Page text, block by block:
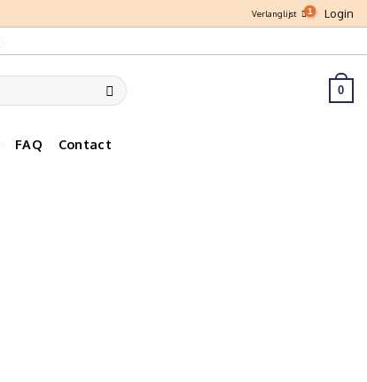
Verlanglijst
Login
0
FAQ Contact